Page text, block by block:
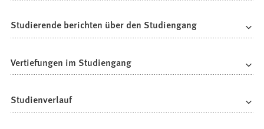
Studierende berichten über den Studiengang
Vertiefungen im Studiengang
Studienverlauf